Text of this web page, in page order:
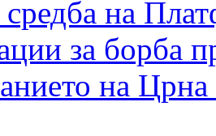
на
за борба
на Црна